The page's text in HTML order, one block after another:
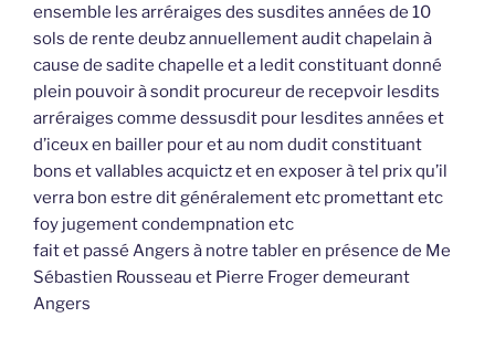
ensemble les arréraiges des susdites années de 10
sols de rente deubz annuellement audit chapelain à
cause de sadite chapelle et a ledit constituant donné
plein pouvoir à sondit procureur de recepvoir lesdits
arréraiges comme dessusdit pour lesdites années et
d’iceux en bailler pour et au nom dudit constituant
bons et vallables acquictz et en exposer à tel prix qu’il
verra bon estre dit généralement etc promettant etc
foy jugement condempnation etc
fait et passé Angers à notre tabler en présence de Me
Sébastien Rousseau et Pierre Froger demeurant
Angers